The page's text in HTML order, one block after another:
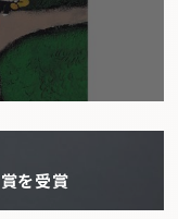
を受賞